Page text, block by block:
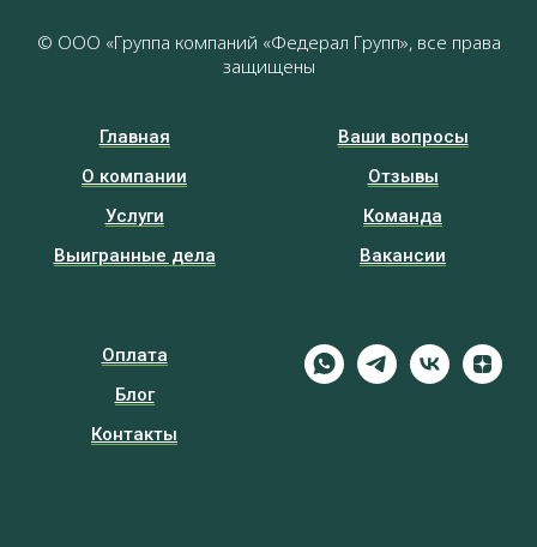
© ООО «Группа компаний «Федерал Групп», все права
защищены
Главная
О компании
Услуги
Выигранные дела
Ваши вопросы
Отзывы
Команда
Вакансии
Оплата
Блог
Контакты